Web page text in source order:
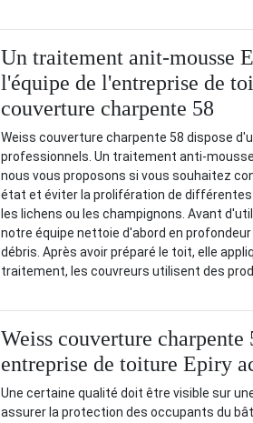
Un traitement anit-mousse
l'équipe de l'entreprise de
couverture charpente 58
Weiss couverture charpente 58 dispose
professionnels. Un traitement anti-
nous vous proposons si vous souhaitez
état et éviter la prolifération de
les lichens ou les champignons. Avant
notre équipe nettoie d'abord en
débris. Après avoir préparé le toit, elle
traitement, les couvreurs utilisent des
Weiss couverture
entreprise de toiture Epiry
Une certaine qualité doit être visible sur
assurer la protection des occupants du